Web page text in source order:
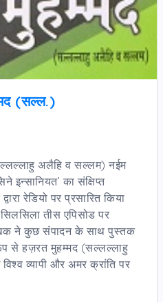
(सल्ल.)
अलैहि व सल्लम) नईम
इन्सानियत’ का संक्षिप्त
रेडियो पर प्रसारित किया
तीस एपिसोड पर
ने कुछ संपादन के साथ पुस्तक
से हज़रत मुहम्मद (सल्लल्लाहु
व्यापी और अमर क्रांति पर